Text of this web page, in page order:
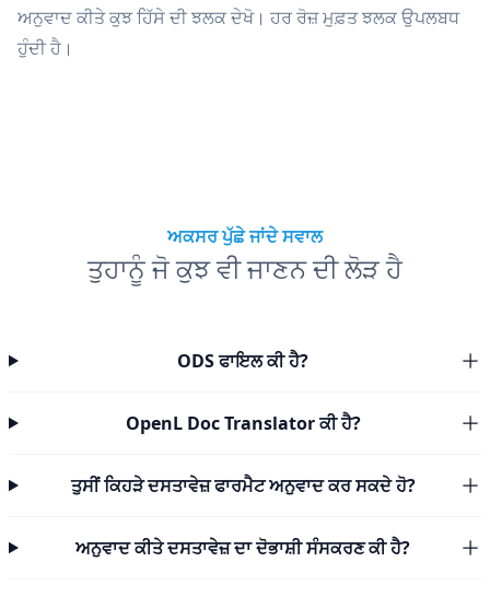
ਅਨੁਵਾਦ ਕੀਤੇ ਕੁਝ ਹਿੱਸੇ ਦੀ ਝਲਕ ਦੇਖੋ। ਹਰ ਰੋਜ਼ ਮੁਫ਼ਤ ਝਲਕ ਉਪਲਬਧ
ਹੁੰਦੀ ਹੈ।
ਅਕਸਰ ਪੁੱਛੇ ਜਾਂਦੇ ਸਵਾਲ
ਤੁਹਾਨੂੰ ਜੋ ਕੁਝ ਵੀ ਜਾਣਨ ਦੀ ਲੋੜ ਹੈ
ODS ਫਾਇਲ ਕੀ ਹੈ?
OpenL Doc Translator ਕੀ ਹੈ?
ਤੁਸੀਂ ਕਿਹੜੇ ਦਸਤਾਵੇਜ਼ ਫਾਰਮੈਟ ਅਨੁਵਾਦ ਕਰ ਸਕਦੇ ਹੋ?
ਅਨੁਵਾਦ ਕੀਤੇ ਦਸਤਾਵੇਜ਼ ਦਾ ਦੋਭਾਸ਼ੀ ਸੰਸਕਰਣ ਕੀ ਹੈ?